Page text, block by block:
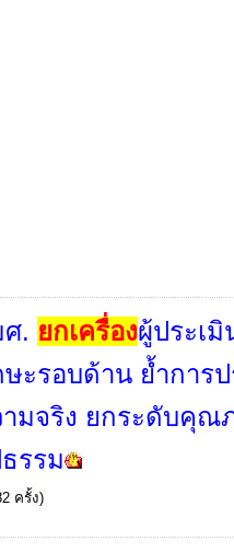
. ยกเครื่องผู้ประเ
ะรอบด้าน ย้ำการ
มจริง ยกระดับคุณ
รรม
ครั้ง)